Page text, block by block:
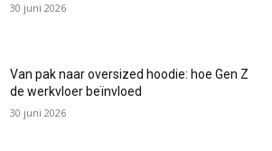
30 juni 2026
Van pak naar oversized hoodie: hoe Gen Z
de werkvloer beïnvloed
30 juni 2026